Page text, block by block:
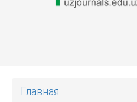
Главная